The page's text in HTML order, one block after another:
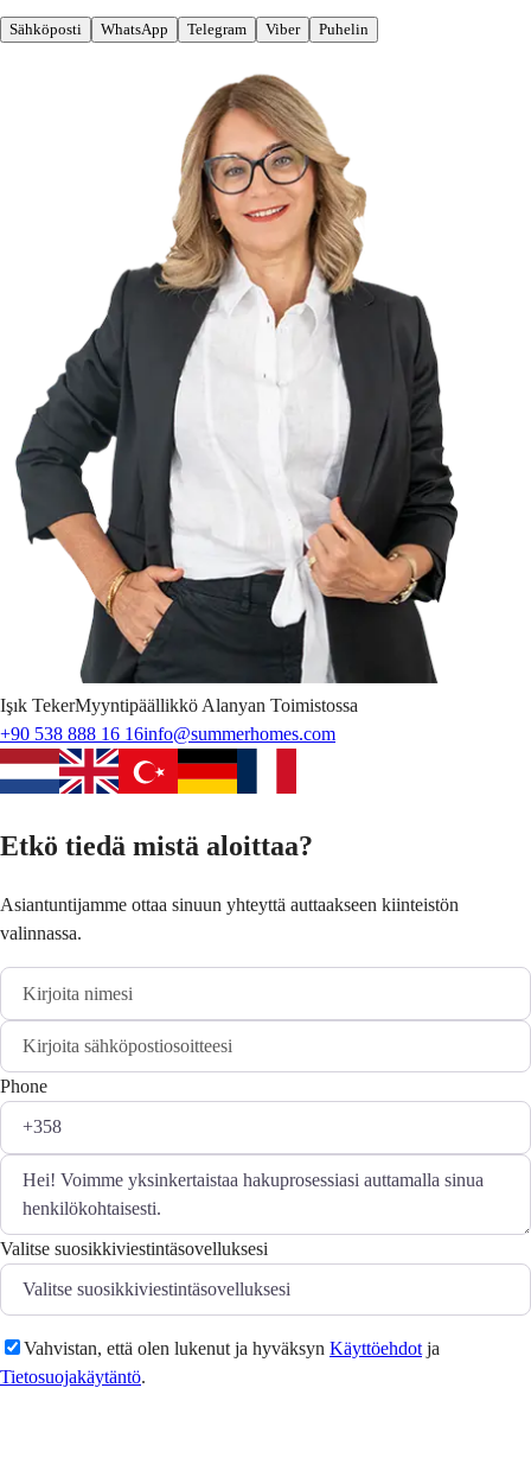
Sähköposti WhatsApp Telegram Viber Puhelin
Işık TekerMyyntipäällikkö Alanyan Toimistossa
+90 538 888 16 16info@summerhomes.com
Etkö tiedä mistä aloittaa?
Asiantuntijamme ottaa sinuun yhteyttä auttaakseen kiinteistön
valinnassa.
Phone
Valitse suosikkiviestintäsovelluksesi
Vahvistan, että olen lukenut ja hyväksyn Käyttöehdot ja
Tietosuojakäytäntö.